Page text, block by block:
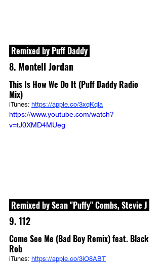
Remixed by Puff Daddy
8. Montell Jordan
This Is How We Do It (Puff Daddy Radio
Mix)
iTunes: https://apple.co/3xqKqla
https://www.youtube.com/watch?
v=tJ0XMD4MUeg
Remixed by Sean "Puffy" Combs, Stevie J
9. 112
Come See Me (Bad Boy Remix) feat. Black
Rob
iTunes: https://apple.co/3iO8ABT